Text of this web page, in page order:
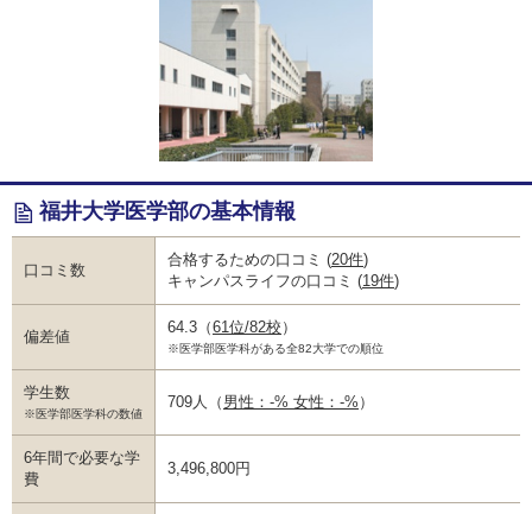
福井大学医学部の基本情報
口コミ数
合格するための口コミ (20件)
キャンパスライフの口コミ (19件)
偏差値
64.3 （61位/82校 ）
※医学部医学科がある全82大学での順位
学生数
※医学部医学科の数値
709人 （ 男性：-% 女性：-% ）
6年間で必要な学
費
3,496,800円